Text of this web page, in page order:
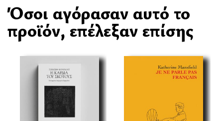
Όσοι αγόρασαν αυτό το
προϊόν, επέλεξαν επίσης